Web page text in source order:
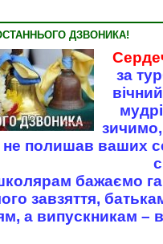
ДЗВОНИКА!
за
зичимо,
не полишав ваших
бажаємо
завзяття,
а випускникам –